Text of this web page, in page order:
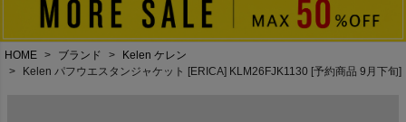
HOME ブランド
Kelen ケレン
Kelen パフウエスタンジャケット [ERICA] KLM26FJK1130 [予約商品 9月下旬]